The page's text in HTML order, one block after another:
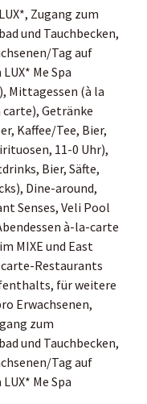
Zugang zum
und Tauchbecken,
Tag auf
Me Spa
Mittagessen (à la
carte), Getränke
Kaffee/Tee, Bier,
11-0 Uhr),
Bier, Säfte,
Dine-around,
Senses, Veli Pool
à-la-carte
MIXE und East
Restaurants
für weitere
Erwachsenen,
zum
und Tauchbecken,
Tag auf
Me Spa